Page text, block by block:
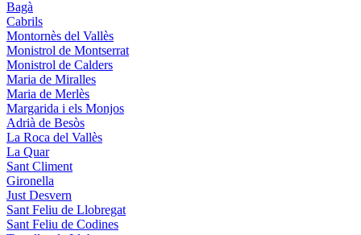
Bagà
Cabrils
Montornès del Vallès
Monistrol de Montserrat
Monistrol de Calders
Maria de Miralles
Maria de Merlès
Margarida i els Monjos
Adrià de Besòs
La Roca del Vallès
La Quar
Sant Climent
Gironella
Just Desvern
Sant Feliu de Llobregat
Sant Feliu de Codines